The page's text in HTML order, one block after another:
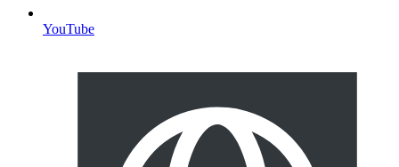
YouTube